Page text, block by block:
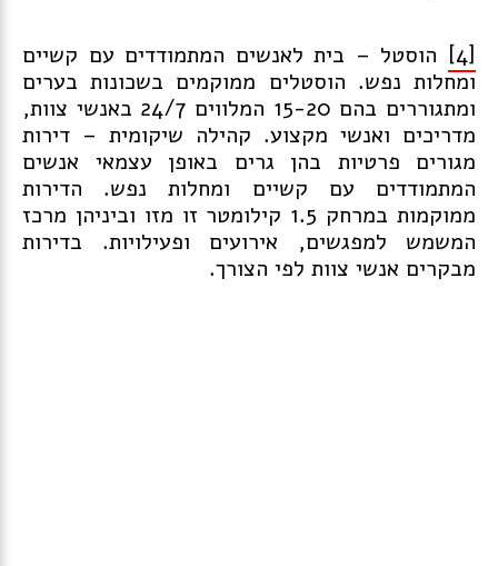
[4]
הוסטל – בית לאנשים המתמודדים עם קשיים
ומחלות נפש. הוסטלים ממוקמים בשכונות בערים
ומתגוררים בהם 15-20 המלווים 24/7 באנשי צוות,
מדריכים ואנשי מקצוע. קהילה שיקומית – דירות
מגורים פרטיות בהן גרים באופן עצמאי אנשים
המתמודדים עם קשיים ומחלות נפש. הדירות
ממוקמות במרחק 1.5 קילומטר זו מזו וביניהן מרכז
המשמש למפגשים, אירועים ופעילויות. בדירות
מבקרים אנשי צוות לפי הצורך.